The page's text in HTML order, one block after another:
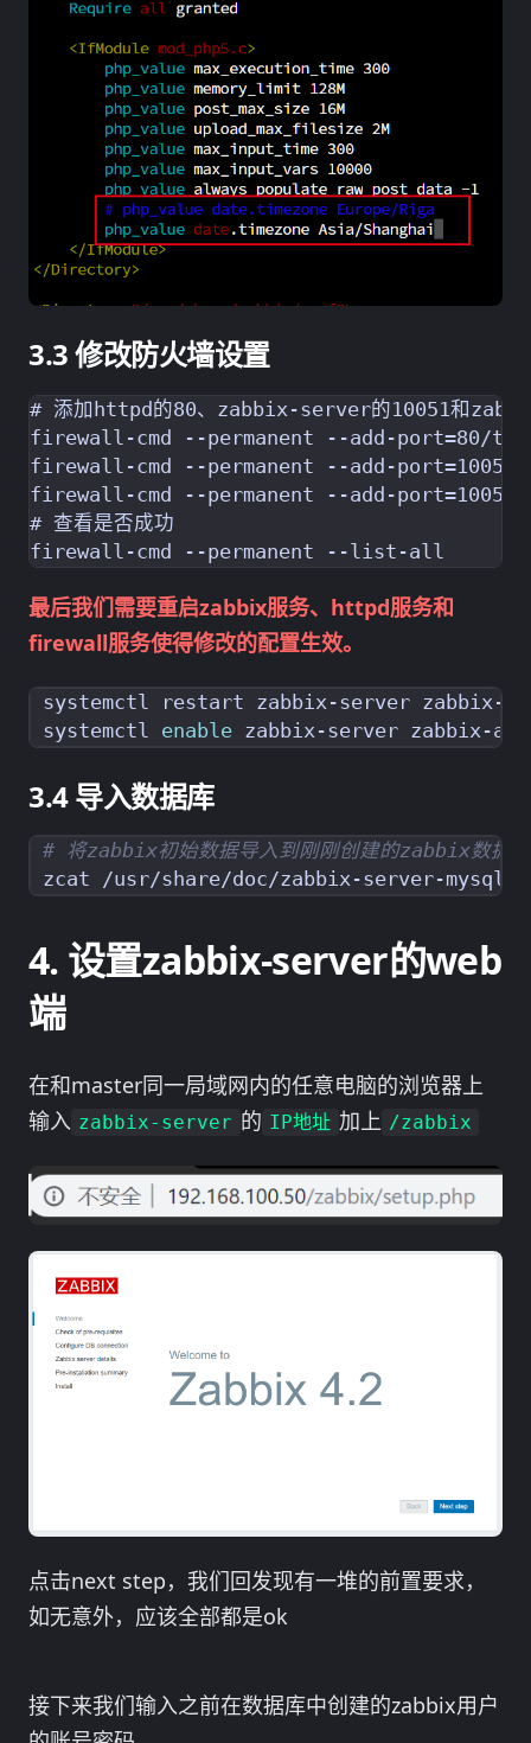
修改防火墙设置
# 添加httpd的80、zabbix-server的10051和
firewall-cmd --permanent --add-port=80/tcp
firewall-cmd --permanent --add-
firewall-cmd --permanent --add-
# 查看是否成功
最后我们需要重启zabbix服务、httpd服务和
firewall服务使得修改的配置生效。
systemctl enable
导入数据库
# 将zabbix初始数据导入到刚刚创建的zabbix数据
zcat /usr/share/doc/zabbix-server-
设置zabbix-server的web
端
在和master同一局域网内的任意电脑的浏览器上
输入 zabbix-server 的 IP地址 加上 /zabbix
点击next step，我们回发现有一堆的前置要求，
如无意外，应该全部都是ok
接下来我们输入之前在数据库中创建的zabbix用户